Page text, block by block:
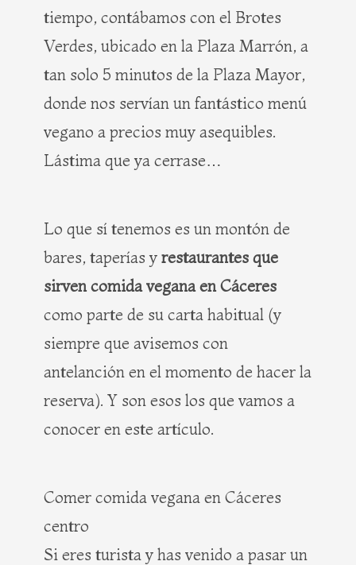
tiempo, contábamos con el Brotes
Verdes, ubicado en la Plaza Marrón, a
tan solo 5 minutos de la Plaza Mayor,
donde nos servían un fantástico menú
vegano a precios muy asequibles.
Lástima que ya cerrase…
Lo que sí tenemos es un montón de
bares, taperías y restaurantes que
sirven comida vegana en Cáceres
como parte de su carta habitual (y
siempre que avisemos con
antelanción en el momento de hacer la
reserva). Y son esos los que vamos a
conocer en este artículo.
Comer comida vegana en Cáceres
centro
Si eres turista y has venido a pasar un